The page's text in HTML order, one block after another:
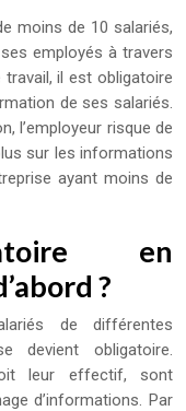
moins de 10 salariés,
employés à travers
travail, il est obligatoire
de ses salariés.
l’employeur risque de
sur les informations
ayant moins de
en
?
de différentes
devient obligatoire.
leur effectif, sont
d’informations. Par